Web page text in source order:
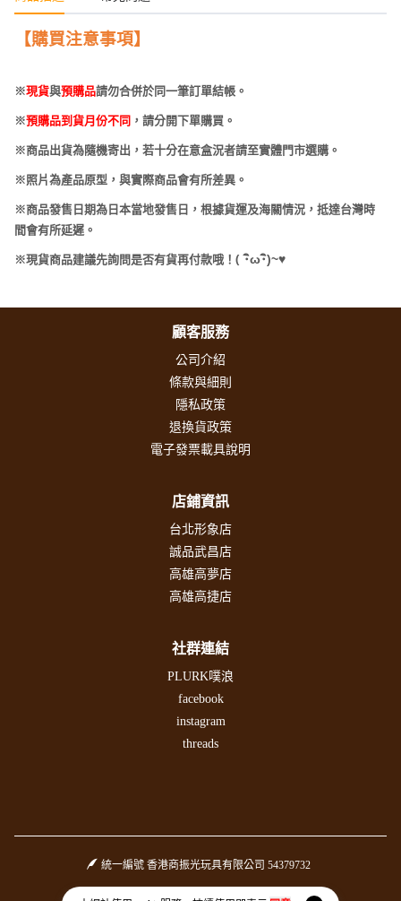
【購買注意事項】
※現貨與預購品請勿合併於同一筆訂單結帳。
※預購品到貨月份不同 ，請分開下單購買。
※商品出貨為隨機寄出，若十分在意盒況者請至實體門市選購。
※照片為產品原型，與實際商品會有所差異。
※商品發售日期為日本當地發售日，根據貨運及海關情況，抵達台灣時
間會有所延遲。
※現貨商品建議先詢問是否有貨再付款哦！ (･ω･)~♥
顧客服務
公司介紹
條款與細則
隱私政策
退換貨政策
電子發票載具說明
店鋪資訊
台北形象店
誠品武昌店
高雄高夢店
高雄高捷店
社群連結
PLURK噗浪
facebook
instagram
threads
統一編號 香港商振光玩具有限公司 54379732
Facebook pageInstagram page